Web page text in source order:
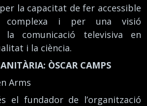
la capacitat de fer accessible
complexa i per una visió
la comunicació televisiva en
i la ciència.
ÒSCAR CAMPS
Arms
el fundador de l’organització